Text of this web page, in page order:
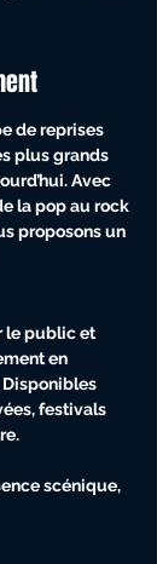
de reprises
plus grands
Avec
la pop au rock
proposons un
le public et
en
festivals
scénique,